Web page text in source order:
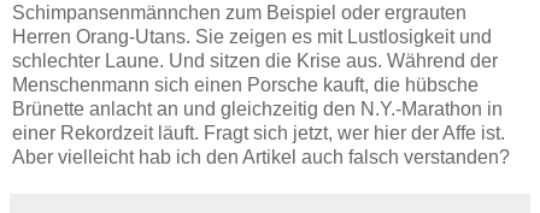
Schimpansenmännchen zum Beispiel oder ergrauten
Herren Orang-Utans. Sie zeigen es mit Lustlosigkeit und
schlechter Laune. Und sitzen die Krise aus. Während der
Menschenmann sich einen Porsche kauft, die hübsche
Brünette anlacht an und gleichzeitig den N.Y.-Marathon in
einer Rekordzeit läuft. Fragt sich jetzt, wer hier der Affe ist.
Aber vielleicht hab ich den Artikel auch falsch verstanden?